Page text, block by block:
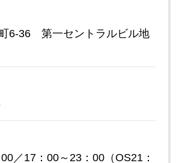
6-36 第一セントラルビル地
／17：00～23：00（OS21：